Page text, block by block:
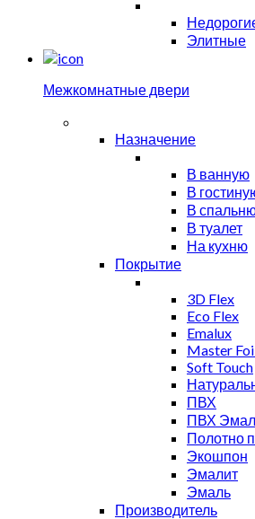
Элитные
Межкомнатные двери
Назначение
В ванную
В
В
В туалет
На кухню
Покрытие
3D Flex
Eco Flex
Emalux
Master
Soft Touch
ПВХ
ПВХ
Полотно
Экошпон
Эмалит
Эмаль
Производитель